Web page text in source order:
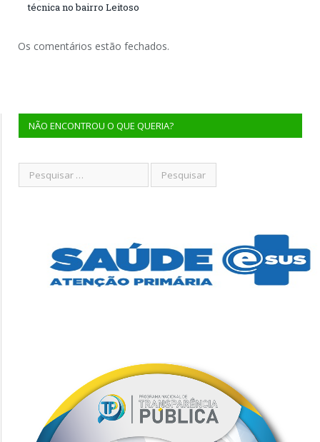
técnica no bairro Leitoso
Os comentários estão fechados.
NÃO ENCONTROU O QUE QUERIA?